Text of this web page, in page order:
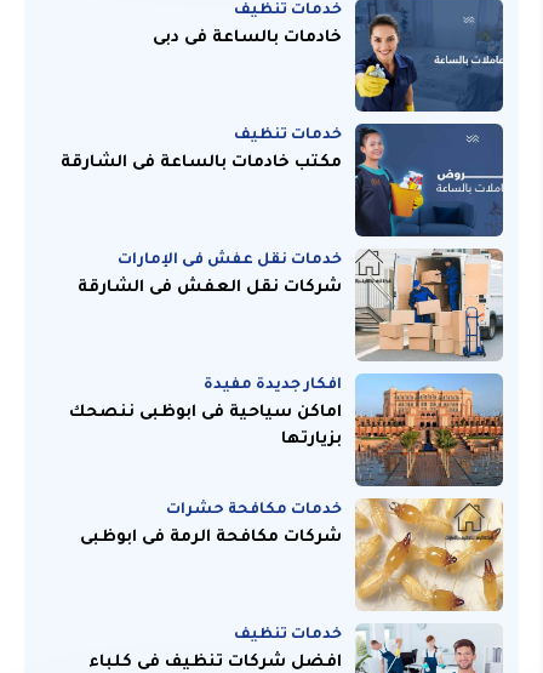
خدمات تنظيف
خادمات بالساعة فى دبى
خدمات تنظيف
مكتب خادمات بالساعة فى الشارقة
خدمات نقل عفش فى الإمارات
شركات نقل العفش فى الشارقة
افكار جديدة مفيدة
اماكن سياحية فى ابوظبى ننصحك
بزيارتها
خدمات مكافحة حشرات
شركات مكافحة الرمة فى ابوظبى
خدمات تنظيف
افضل شركات تنظيف فى كلباء